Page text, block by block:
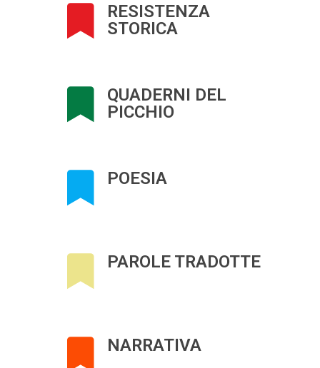
RESISTENZA
STORICA
QUADERNI DEL
PICCHIO
POESIA
PAROLE TRADOTTE
NARRATIVA